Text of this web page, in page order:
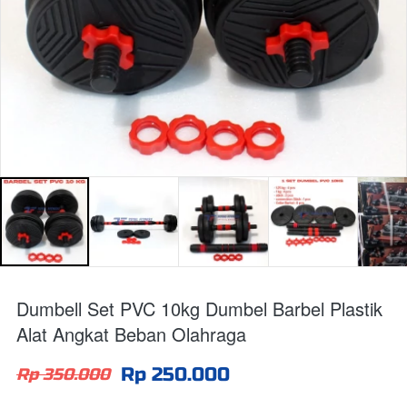
Dumbell Set PVC 10kg Dumbel Barbel Plastik
Alat Angkat Beban Olahraga
Rp 350.000 Rp 250.000